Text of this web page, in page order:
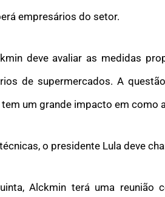
empresários do setor.
deve avaliar as medidas
de supermercados. A
um grande impacto em como
o presidente Lula deve
Alckmin terá uma reunião